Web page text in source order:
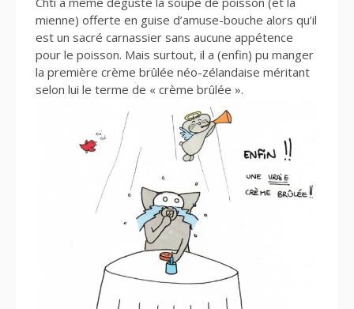
mienne) offerte en guise d’amuse-bouche alors qu’il
est un sacré carnassier sans aucune appétence
pour le poisson. Mais surtout, il a (enfin) pu manger
la première crème brûlée néo-zélandaise méritant
selon lui le terme de « crème brûlée ».